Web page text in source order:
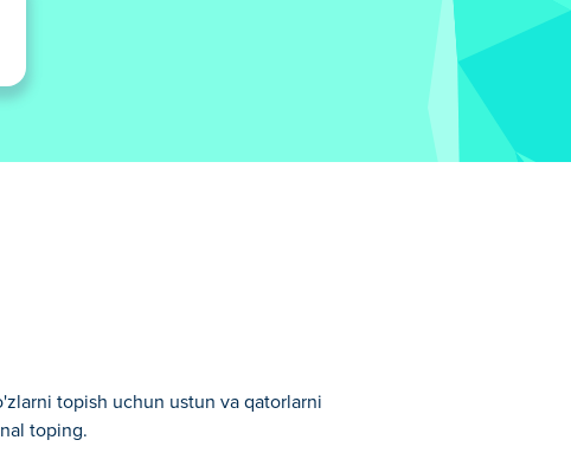
topish uchun ustun va qatorlarni
toping.